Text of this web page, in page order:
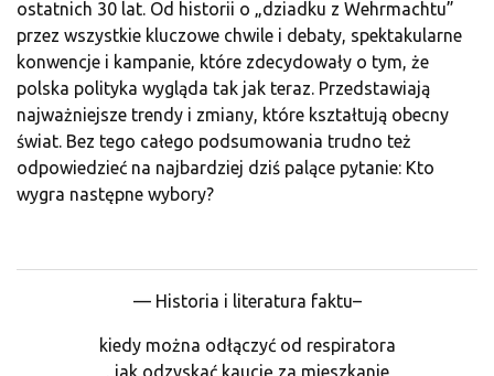
ostatnich 30 lat. Od historii o „dziadku z Wehrmachtu”
przez wszystkie kluczowe chwile i debaty, spektakularne
konwencje i kampanie, które zdecydowały o tym, że
polska polityka wygląda tak jak teraz. Przedstawiają
najważniejsze trendy i zmiany, które kształtują obecny
świat. Bez tego całego podsumowania trudno też
odpowiedzieć na najbardziej dziś palące pytanie: Kto
wygra następne wybory?
— Historia i literatura faktu–
kiedy można odłączyć od respiratora
, jak odzyskać kaucję za mieszkanie